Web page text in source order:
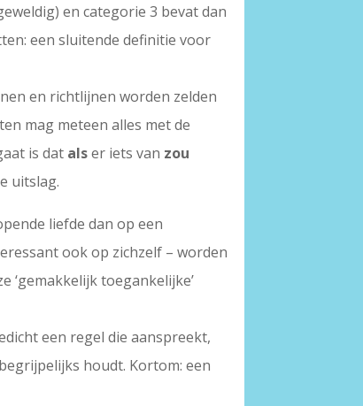
en categorie 3 bevat dan
een sluitende definitie voor
en richtlijnen worden zelden
mag meteen alles met de
is dat alser iets van zou
uitslag.
liefde dan op een
ook op zichzelf – worden
‘gemakkelijk toegankelijke’
een regel die aanspreekt,
houdt. Kortom: een